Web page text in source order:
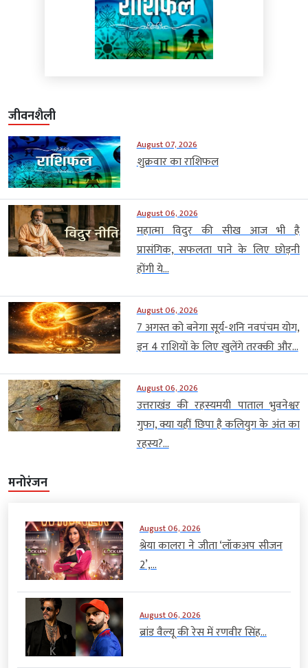
जीवनशैली
August 07, 2026
शुक्रवार का राशिफल
August 06, 2026
महात्मा विदुर की सीख आज भी है
प्रासंगिक, सफलता पाने के लिए छोड़नी
होंगी ये...
August 06, 2026
7 अगस्त को बनेगा सूर्य-शनि नवपंचम योग,
इन 4 राशियों के लिए खुलेंगे तरक्की और...
August 06, 2026
उत्तराखंड की रहस्यमयी पाताल भुवनेश्वर
गुफा, क्या यहीं छिपा है कलियुग के अंत का
रहस्य?...
मनोरंजन
August 06, 2026
श्रेया कालरा ने जीता ‘लॉकअप सीजन
2’,...
August 06, 2026
ब्रांड वैल्यू की रेस में रणवीर सिंह...